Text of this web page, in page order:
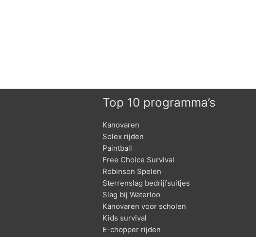
Top 10 programma’s
Kanovaren
Solex rijden
Paintball
Free Choice Survival
Robinson Spelen
Sterrenslag bedrijfsuitjes
Slag bij Waterloo
Kanovaren voor scholen
Kids survival
E-chopper rijden